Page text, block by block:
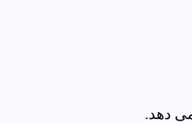
دهد.